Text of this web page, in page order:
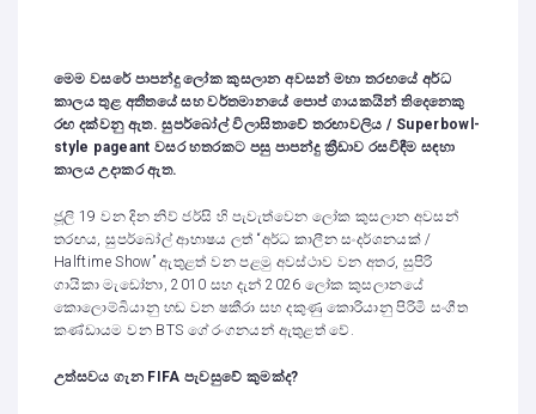
මෙම වසරේ පාපන්දු ලෝක කුසලාන අවසන් මහා තරඟයේ අර්ධ
කාලය තුළ අතීතයේ සහ වර්තමානයේ පොප් ගායකයින් තිදෙනෙකු
රඟ දක්වනු ඇත. සුපර්බෝල් විලාසිතාවේ තරඟාවලිය / Superbowl-
style pageant වසර හතරකට පසු පාපන්දු ක්‍රීඩාව රසවිඳීම සඳහා
කාලය උදාකර ඇත.
ජූලි 19 වන දින නිව් ජර්සි හි පැවැත්වෙන ලෝක කුසලාන අවසන්
තරඟය, සුපර්බෝල් ආභාෂය ලත් “අර්ධ කාලීන සංදර්ශනයක් /
Halftime Show” ඇතුළත් වන පළමු අවස්ථාව වන අතර, සුපිරි
ගායිකා මැඩෝනා, 2010 සහ දැන් 2026 ලෝක කුසලානයේ
කොලොම්බියානු හඬ වන ෂකීරා සහ දකුණු කොරියානු පිරිමි සංගීත
කණ්ඩායම වන BTS ගේ රංගනයන් ඇතුළත් වේ.
උත්සවය ගැන FIFAපැවසුවේ කුමක්ද?